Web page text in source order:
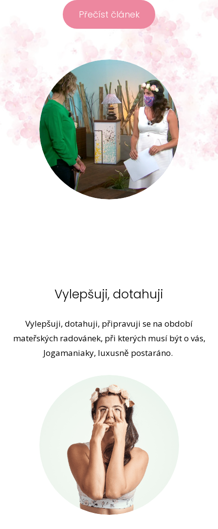
Přečíst článek
Vylepšuji, dotahuji
Vylepšuji, dotahuji, připravuji se na období
mateřských radovánek, při kterých musí být o vás,
Jogamaniaky, luxusně postaráno.